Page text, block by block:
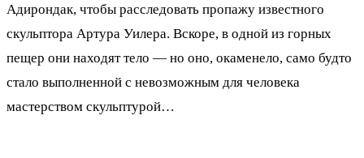
Адирондак, чтобы расследовать пропажу известного
скульптора Артура Уилера. Вскоре, в одной из горных
пещер они находят тело — но оно, окаменело, само будто
стало выполненной с невозможным для человека
мастерством скульптурой…